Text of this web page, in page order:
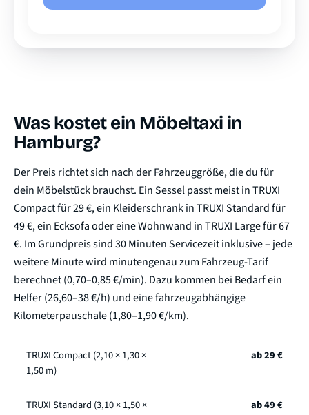
Was kostet ein Möbeltaxi in
Hamburg?
Der Preis richtet sich nach der Fahrzeuggröße, die du für
dein Möbelstück brauchst. Ein Sessel passt meist in TRUXI
Compact für 29 €, ein Kleiderschrank in TRUXI Standard für
49 €, ein Ecksofa oder eine Wohnwand in TRUXI Large für 67
€. Im Grundpreis sind 30 Minuten Servicezeit inklusive – jede
weitere Minute wird minutengenau zum Fahrzeug-Tarif
berechnet (0,70–0,85 €/min). Dazu kommen bei Bedarf ein
Helfer (26,60–38 €/h) und eine fahrzeugabhängige
Kilometerpauschale (1,80–1,90 €/km).
TRUXI Compact (2,10 × 1,30 ×
1,50 m)
ab 29 €
TRUXI Standard (3,10 × 1,50 ×
ab 49 €